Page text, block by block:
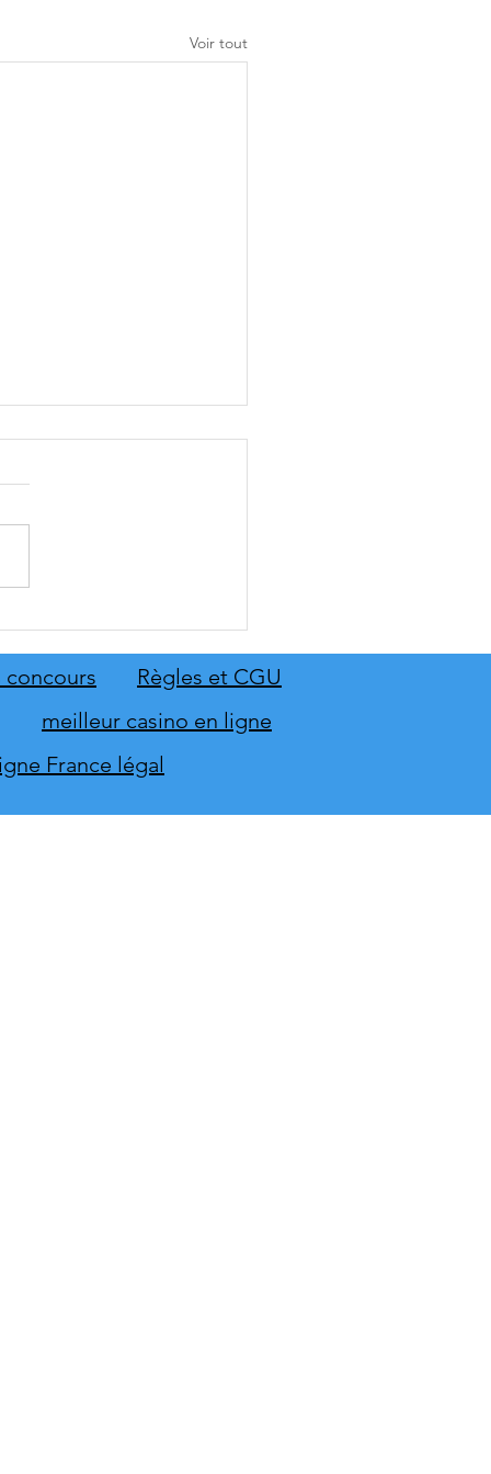
Voir tout
Règles et CGU
concours
meilleur casino en ligne
France légal